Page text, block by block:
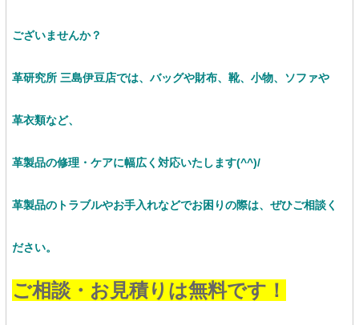
ございませんか？
革研究所 三島伊豆店では、バッグや財布、靴、小物、ソファや
革衣類など、
革製品の修理・ケアに幅広く対応いたします(^^)/
革製品のトラブルやお手入れなどでお困りの際は、ぜひご相談く
ださい。
ご相談・お見積りは無料です！